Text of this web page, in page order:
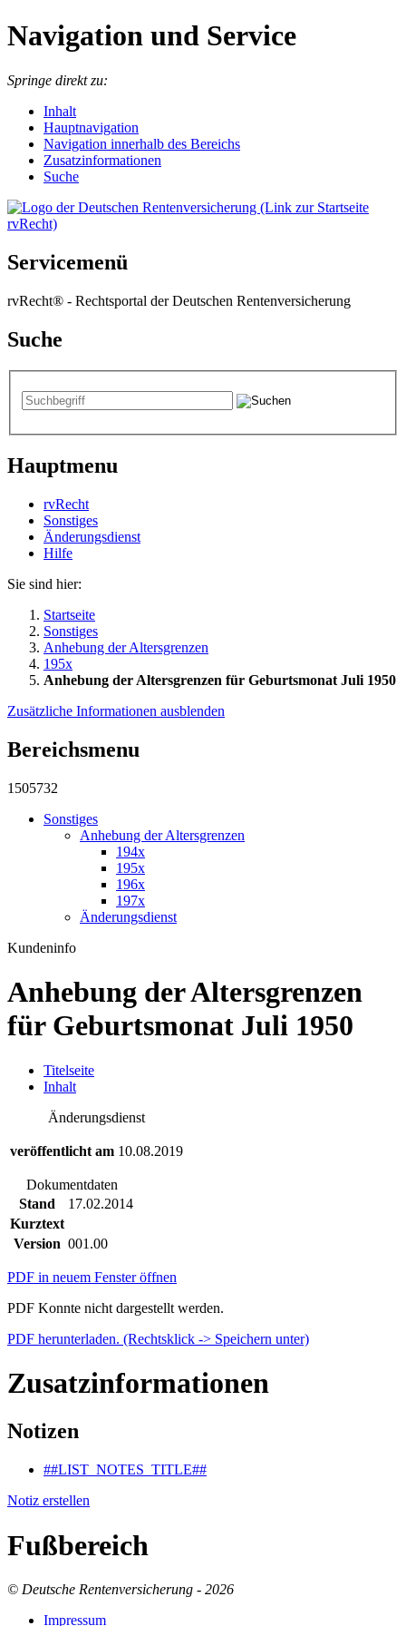
Navigation und Service
Springe direkt zu:
Inhalt
Hauptnavigation
Navigation innerhalb des Bereichs
Zusatzinformationen
Suche
Servicemenü
rvRecht® - Rechtsportal der Deutschen Rentenversicherung
Suche
Hauptmenu
rvRecht
Sonstiges
Änderungsdienst
Hil­fe
Sie sind hier:
Startseite
Sonstiges
Anhebung der Altersgrenzen
195x
Anhebung der Altersgrenzen für Geburtsmonat Juli 1950
Zusätzliche Informationen ausblenden
Bereichsmenu
1505732
Sonstiges
Anhebung der Altersgrenzen
194x
195x
196x
197x
Änderungsdienst
Kundeninfo
Anhebung der Altersgrenzen
für Geburtsmonat Juli 1950
Titelseite
Inhalt
Änderungsdienst
veröffentlicht am 10.08.2019
Dokumentdaten
Stand
17.02.2014
Kurztext
Version 001.00
PDF in neuem Fenster öffnen
PDF Konnte nicht dargestellt werden.
PDF herunterladen. (Rechtsklick -> Speichern unter)
Zusatzinformationen
Notizen
##LIST_NOTES_TITLE##
Notiz erstellen
Fußbereich
© Deutsche Rentenversicherung - 2026
Im­pres­s­um